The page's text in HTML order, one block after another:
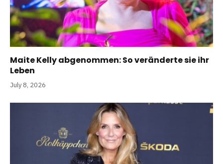
Maite Kelly abgenommen: So veränderte sie ihr
Leben
July 8, 2026